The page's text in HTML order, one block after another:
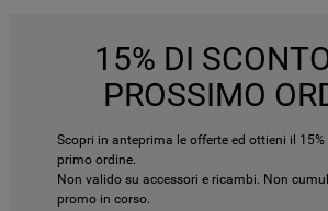
15% DI
PROSSIMO
Scopri in anteprima le offerte ed ottieni il
primo ordine.
Non valido su accessori e ricambi. Non
promo in corso.